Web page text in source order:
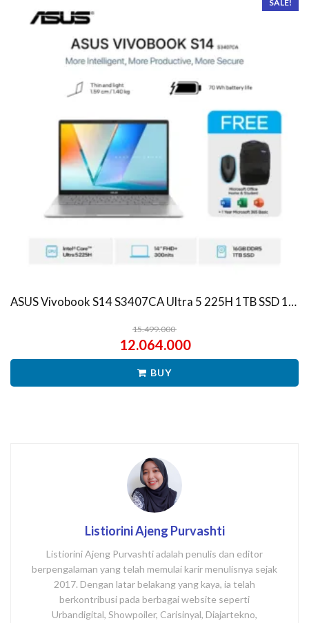
SALE!
ASUS Vivobook S14 S3407CA Ultra 5 225H 1TB SSD 16GB WUXGA IPS Win11+OHS
15.499.000
12.064.000
BUY
Listiorini Ajeng Purvashti
Listiorini Ajeng Purvashti adalah penulis dan editor
berpengalaman yang telah memulai karir menulisnya sejak
2017. Dengan latar belakang yang kaya, ia telah
berkontribusi pada berbagai website seperti
Urbandigital, Showpoiler, Carisinyal, Diajartekno,